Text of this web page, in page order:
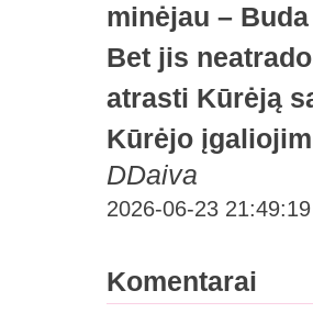
minėjau –
Bet jis
atrasti Kūrėją
Kūrėjo
DDaiva
2026-06-23 21:49:19
Komentarai